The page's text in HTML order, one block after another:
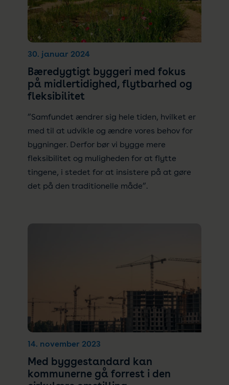
30. januar 2024
Bæredygtigt byggeri med fokus
på midlertidighed, flytbarhed og
fleksibilitet
”Samfundet ændrer sig hele tiden, hvilket er
med til at udvikle og ændre vores behov for
bygninger. Derfor bør vi bygge mere
fleksibilitet og muligheden for at flytte
tingene, i stedet for at insistere på at gøre
det på den traditionelle måde”.
14. november 2023
Med byggestandard kan
kommunerne gå forrest i den